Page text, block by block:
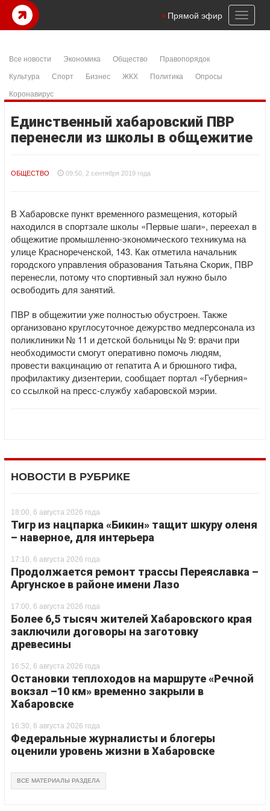
Toggle
Прямой эфир
Все новости Экономика Общество
Правопорядок
Культура
Спорт Бизнес ЖКХ Политика
Опросы
Коронавирус
Единственный хабаровский ПВР
перенесли из школы в общежитие
ОБЩЕСТВО 09:50, 2 сентября 2019 года
В Хабаровске пункт временного размещения, который
находился в спортзале школы «Первые шаги», переехал в
общежитие промышленно-экономического техникума на
улице Краснореченской, 143. Как отметила начальник
городского управления образования Татьяна Скорик, ПВР
перенесли, потому что спортивный зал нужно было
освободить для занятий.
ПВР в общежитии уже полностью обустроен. Также
организовано круглосуточное дежурство медперсонала из
поликлиники № 11 и детской больницы № 9: врачи при
необходимости смогут оперативно помочь людям,
провести вакцинацию от гепатита А и брюшного тифа,
профилактику дизентерии, сообщает портал «Губерния»
со ссылкой на пресс-службу хабаровской мэрии.
НОВОСТИ В РУБРИКЕ
18:00, 6 августа 2026 года
Тигр из нацпарка «Бикин» тащит шкуру оленя
– наверное, для интерьера
17:10, 6 августа 2026 года
Продолжается ремонт трассы Переяславка –
Аргунское в районе имени Лазо
17:00, 6 августа 2026 года
Более 6,5 тысяч жителей Хабаровского края
заключили договоры на заготовку
древесины
16:52, 6 августа 2026 года
Остановки теплоходов на маршруте «Речной
вокзал –10 км» временно закрыли в
Хабаровске
16:30, 6 августа 2026 года
Федеральные журналисты и блогеры
оценили уровень жизни в Хабаровске
ВСЕ МАТЕРИАЛЫ РАЗДЕЛА